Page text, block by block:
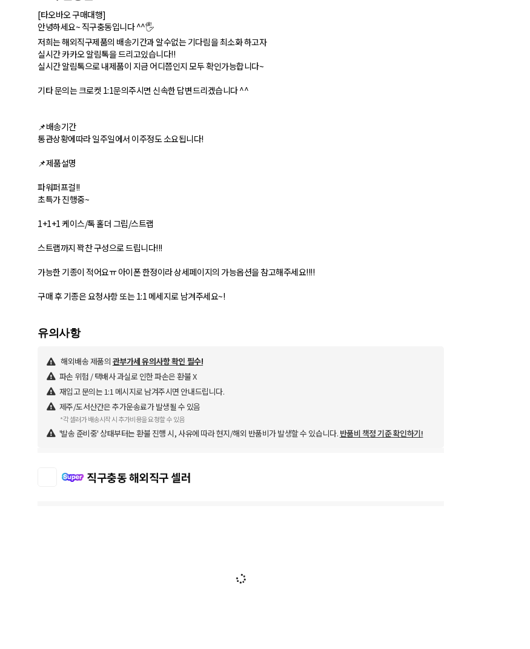
[타오바오 구매대행]
안녕하세요~ 직구충동입니다 ^^🖐
저희는 해외직구제품의 배송기간과 알수없는 기다림을 최소화 하고자
실시간 카카오 알림톡을 드리고있습니다!!
실시간 알림톡으로 내제품이 지금 어디쯤인지 모두 확인가능합니다~
기타 문의는 크로켓 1:1문의주시면 신속한 답변드리겠습니다 ^^
📌배송기간
통관상황에따라 일주일에서 이주정도 소요됩니다!
📌제품설명
파워퍼프걸!!
초특가 진행중~
1+1+1 케이스/톡 홀더 그립/스트랩
스트랩까지 꽉찬 구성으로 드립니다!!!
가능한 기종이 적어요ㅠ 아이폰 한정이라 상세페이지의 가능옵션을 참고해주세요!!!!
구매 후 기종은 요청사항 또는 1:1 메세지로 남겨주세요~!
유의사항
해외배송 제품의 관부가세 유의사항 확인 필수!
파손 위험 / 택배사 과실로 인한 파손은 환불 X
재입고 문의는 1:1 메시지로 남겨주시면 안내드립니다.
제주/도서산간은 추가운송료가 발생될 수 있음
*각 셀러가 배송시작 시 추가비용을 요청할 수 있음
'발송 준비중' 상태부터는 환불 진행 시, 사유에 따라 현지/해외 반품비가 발생할 수 있습니다. 반품비 책정 기준 확인하기!
직구충동 해외직구 셀러